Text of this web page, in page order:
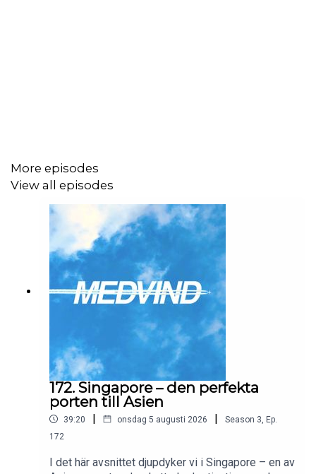
More episodes
View all episodes
172. Singapore – den perfekta
porten till Asien
39:20 | onsdag 5 augusti 2026 | Season 3 Ep.
172
I det här avsnittet djupdyker vi i Singapore – en av